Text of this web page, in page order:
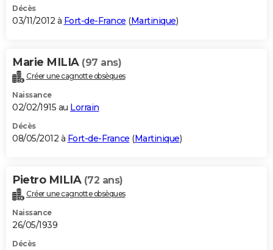
Décès
03/11/2012 à Fort-de-France (Martinique)
Marie MILIA (97 ans)
Créer une cagnotte obsèques
Naissance
02/02/1915 au Lorrain
Décès
08/05/2012 à Fort-de-France (Martinique)
Pietro MILIA (72 ans)
Créer une cagnotte obsèques
Naissance
26/05/1939
Décès